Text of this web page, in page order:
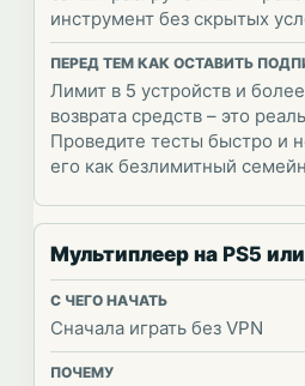
инструмент без скрытых
Лимит в 5 устройств и
возврата средств – это
Проведите тесты быстро и
его как безлимитный
Мультиплеер на PS5
Сначала играть без VPN